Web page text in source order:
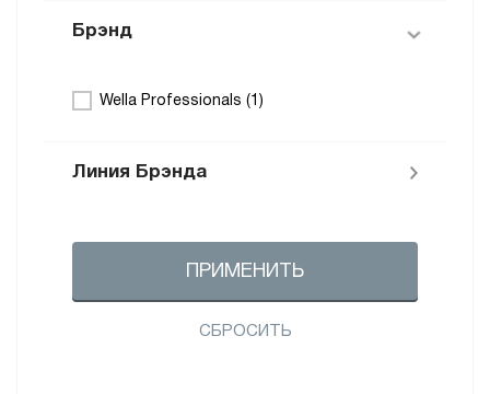
Брэнд
Wella Professionals ( 1 )
Линия Брэнда
Wella Аксессуары (1)
ПРИМЕНИТЬ
СБРОСИТЬ